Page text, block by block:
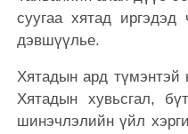
суугаа хятад иргэдэд
дэвшүүлье.
Хятадын ард түмэнтэй
Хятадын хувьсгал,
шинэчлэлийн үйл